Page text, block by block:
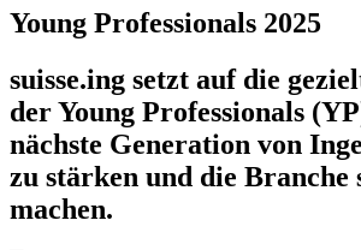
Young Professionals 2025
suisse.ing setzt auf die
der Young Professionals
nächste Generation von
zu stärken und die Branche
machen.